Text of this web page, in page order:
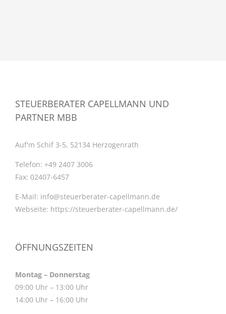
STEUERBERATER CAPELLMANN UND
PARTNER MBB
Auf'm Schif 3-5, 52134 Herzogenrath
Telefon: +49 2407 3006
Fax: 02407-6457
E-Mail: info@steuerberater-capellmann.de
Webseite: https://steuerberater-capellmann.de/
ÖFFNUNGSZEITEN
Montag – Donnerstag
09:00 Uhr – 13:00 Uhr
14:00 Uhr – 16:00 Uhr